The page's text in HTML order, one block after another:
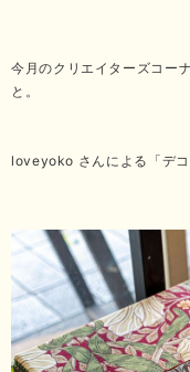
今月のクリエイターズコー
と。
loveyoko さんによる「デコ